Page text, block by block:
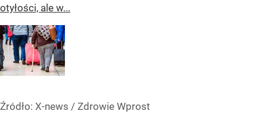
otyłości, ale w...
Źródło: X-news / Zdrowie Wprost